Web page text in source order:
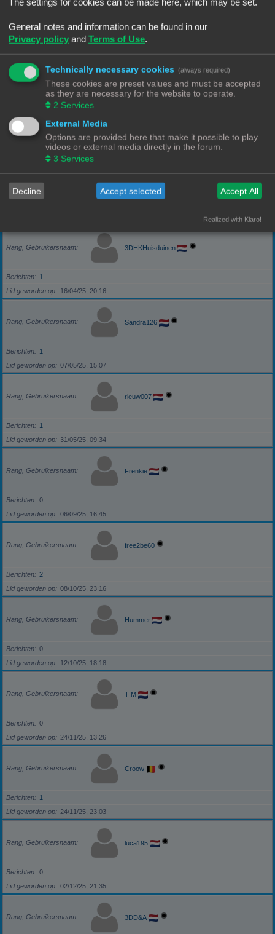
Rang, Gebruikersnaam Gold
Berichten
1
Lid geworden op
07/12/24, 22:26
Rang, Gebruikersnaam
Locatie, Website, Facebook, Twitter, Skype, YouTube
https://dieren-sloffen.shop
Lid geworden op
16/01/25, 10:39
Rang, Gebruikersnaam JF-Projects
Rang, Gebruikersnaam 3DHKHuisduinen
Berichten
1
Lid geworden op
16/04/25, 20:16
Rang, Gebruikersnaam Sandra126
Berichten
1
Lid geworden op
07/05/25, 15:07
Rang, Gebruikersnaam rieuw007
Berichten
1
Lid geworden op
31/05/25, 09:34
Rang, Gebruikersnaam Frenkie
Berichten
0
Lid geworden op
06/09/25, 16:45
Rang, Gebruikersnaam free2be60
Berichten
2
Lid geworden op
08/10/25, 23:16
Rang, Gebruikersnaam Hummer
Berichten
0
Lid geworden op
12/10/25, 18:18
Rang, Gebruikersnaam T!M
Berichten
0
Lid geworden op
24/11/25, 13:26
Rang, Gebruikersnaam Croow
Berichten
1
Lid geworden op
24/11/25, 23:03
Rang, Gebruikersnaam luca195
Berichten
0
Lid geworden op
02/12/25, 21:35
Rang, Gebruikersnaam 3DD&A
The settings for cookies can be made here, which may be set.
General notes and information can be found in our
Privacy policy and Terms of Use.
Technically necessary cookies (always required)
These cookies are preset values and must be accepted
as they are necessary for the website to operate.
2 Services
External Media
Options are provided here that make it possible to play
videos or external media directly in the forum.
3 Services
Decline Accept selected Accept All
Realized with Klaro!